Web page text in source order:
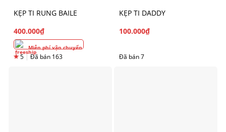
KẸP TI RUNG BAILE
400.000₫
Miễn phí vận chuyển
5|Đã bán 163
KẸP TI DADDY
100.000₫
Đã bán 7